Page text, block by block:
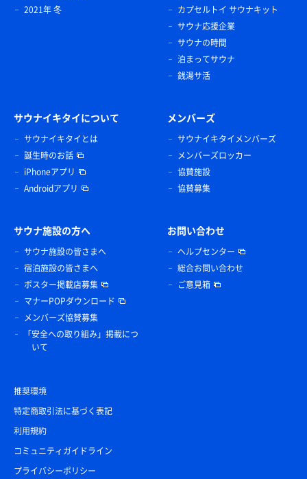
2021年 冬
カプセルトイ サウナキット
サウナ応援企業
サウナの時間
泊まってサウナ
銭湯サ活
サウナイキタイについて
サウナイキタイとは
誕生時のお話
iPhoneアプリ
Androidアプリ
メンバーズ
サウナイキタイメンバーズ
メンバーズロッカー
協賛施設
協賛募集
サウナ施設の方へ
サウナ施設の皆さまへ
宿泊施設の皆さまへ
ポスター掲載店募集
マナーPOPダウンロード
メンバーズ協賛募集
「安全への取り組み」掲載につ
いて
お問い合わせ
ヘルプセンター
総合お問い合わせ
ご意見箱
推奨環境
特定商取引法に基づく表記
利用規約
コミュニティガイドライン
プライバシーポリシー